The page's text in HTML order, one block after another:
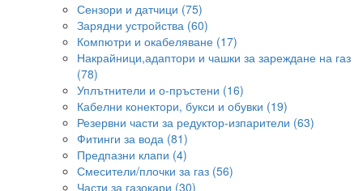
Сензори и датчици (75)
Зарядни устройства (60)
Компютри и окабеляване (17)
Накрайници,адаптори и чашки за зареждане на газ
(78)
Уплътнители и о-пръстени (16)
Кабелни конектори, букси и обувки (19)
Резервни части за редуктор-изпарители (63)
Фитинги за вода (81)
Предпазни клапи (4)
Смесители/плочки за газ (56)
Части за газокари (30)